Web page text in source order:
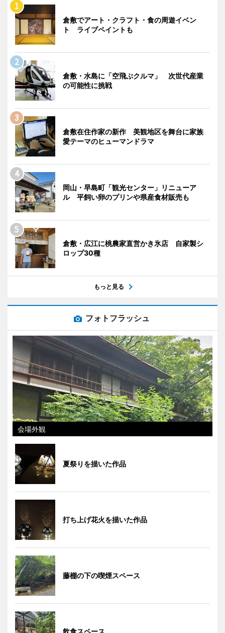
倉敷でアート・クラフト・食の周遊イベン
ト ライブペイントも
倉敷・水島に「空飛ぶクルマ」 次世代産業
の可能性に挑戦
倉敷在住作家の新作 美観地区を舞台に家族
愛テーマのヒューマンドラマ
岡山・早島町「観光センター」リニューア
ル 平飼い卵のプリンや県産食材販売も
倉敷・広江に桃農家直営かき氷店 自家製シ
ロップ30種
もっと見る
フォトフラッシュ
会場外観
夏祭りを描いた作品
打ち上げ花火を描いた作品
藤棚の下の喫煙スペース
飲食スペース